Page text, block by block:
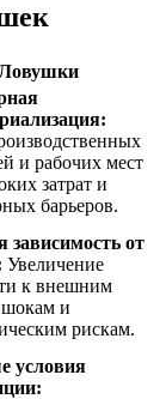
и рабочих мест
затрат и
барьеров.
зависимость от
Увеличение
к внешним
и
рискам.
условия